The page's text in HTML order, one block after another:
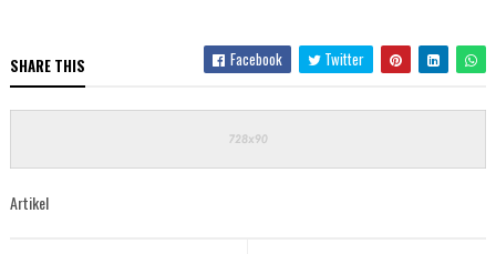
SHARE THIS Facebook Twitter
Artikel